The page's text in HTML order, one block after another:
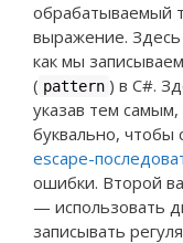
обрабатываемый
выражение.
как мы
( pattern ) в C#.
указав тем
буквально, чтобы
escape-
ошибки. Второй
— использовать
записывать